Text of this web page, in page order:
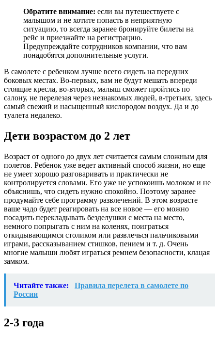
Обратите внимание: если вы путешествуете с
малышом и не хотите попасть в неприятную
ситуацию, то всегда заранее бронируйте билеты на
рейс и приезжайте на регистрацию.
Предупреждайте сотрудников компании, что вам
понадобятся дополнительные услуги.
В самолете с ребенком лучше всего сидеть на передних
боковых местах. Во-первых, вам не будут мешать впереди
стоящие кресла, во-вторых, малыш сможет пройтись по
салону, не перелезая через незнакомых людей, в-третьих, здесь
самый свежий и насыщенный кислородом воздух. Да и до
туалета недалеко.
Дети возрастом до 2 лет
Возраст от одного до двух лет считается самым сложным для
полетов. Ребенок уже ведет активный способ жизни, но еще
не умеет хорошо разговаривать и практически не
контролируется словами. Его уже не успокоишь молоком и не
объяснишь, что сидеть нужно спокойно. Поэтому заранее
продумайте себе программу развлечений. В этом возрасте
ваше чадо будет реагировать на все новое — его можно
посадить перекладывать безделушки с места на место,
немного попрыгать с ним на коленях, поиграться
откидывающимся столиком или развлечься пальчиковыми
играми, рассказыванием стишков, пением и т. д. Очень
многие малыши любят играться ремнем безопасности, клацая
замком.
Читайте также:
Правила перелета в самолете по
России
2-3 года